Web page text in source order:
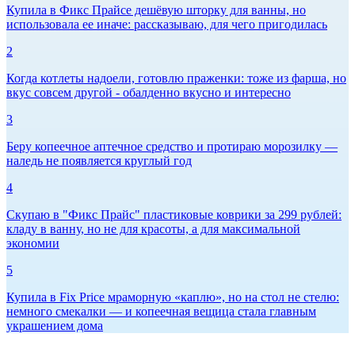
Купила в Фикс Прайсе дешёвую шторку для ванны, но
использовала ее иначе: рассказываю, для чего пригодилась
2
Когда котлеты надоели, готовлю праженки: тоже из фарша, но
вкус совсем другой - обалденно вкусно и интересно
3
Беру копеечное аптечное средство и протираю морозилку —
наледь не появляется круглый год
4
Скупаю в "Фикс Прайс" пластиковые коврики за 299 рублей:
кладу в ванну, но не для красоты, а для максимальной
экономии
5
Купила в Fix Price мраморную «каплю», но на стол не стелю:
немного смекалки — и копеечная вещица стала главным
украшением дома